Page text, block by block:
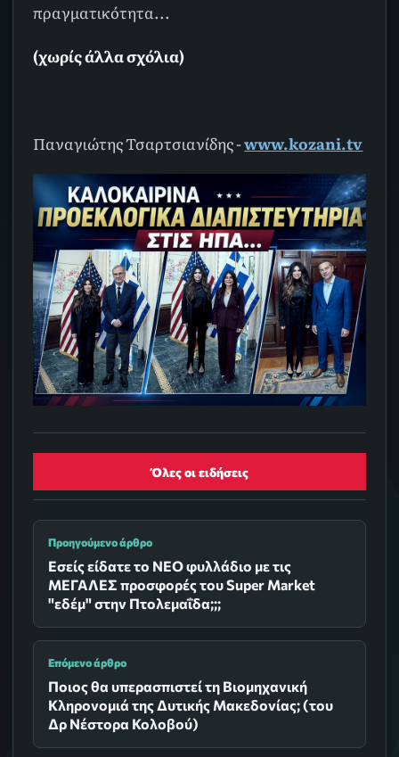
πραγματικότητα...
(χωρίς άλλα σχόλια)
Παναγιώτης Τσαρτσιανίδης -www.kozani.tv
Όλες οι ειδήσεις
Προηγούμενο άρθρο
Εσείς είδατε το ΝΕΟ φυλλάδιο με τις
ΜΕΓΑΛΕΣ προσφορές του Super Market
"εδέμ" στην Πτολεμαΐδα;;;
Επόμενο άρθρο
Ποιος θα υπερασπιστεί τη Βιομηχανική
Κληρονομιά της Δυτικής Μακεδονίας; (του
Δρ Νέστορα Κολοβού)